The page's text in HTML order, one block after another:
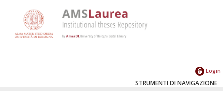
Login
STRUMENTI DI NAVIGAZIONE